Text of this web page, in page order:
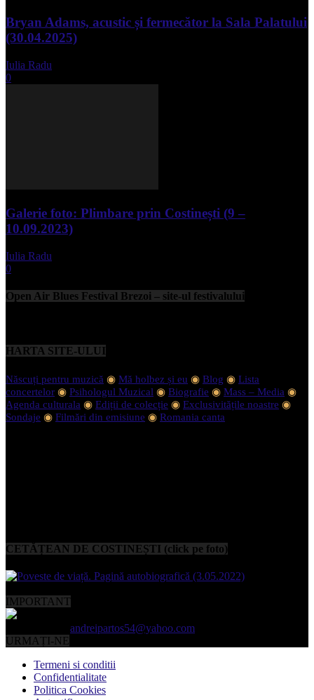
Bryan Adams, acustic și fermecător la Sala Palatului
(30.04.2025)
Iulia Radu
0
Galerie foto: Plimbare prin Costinești (9 –
10.09.2023)
Iulia Radu
0
Open Air Blues Festival Brezoi – site-ul festivalului
HARTA SITE-ULUI
Născuți pentru muzică ◉ Mă holbez și eu ◉ Blog ◉ Lista
concertelor ◉ Psihologul Muzical ◉ Biografie ◉ Mass – Media ◉
Agenda culturala ◉ Ediții de colecție ◉ Exclusivitățile noastre ◉
Sondaje ◉ Filmări din emisiune ◉ Romania canta
CETĂȚEAN DE COSTINEȘTI (click pe foto)
IMPORTANT
andreipartos54@yahoo.com
URMAȚI-NE
Termeni si conditii
Confidentialitate
Politica Cookies